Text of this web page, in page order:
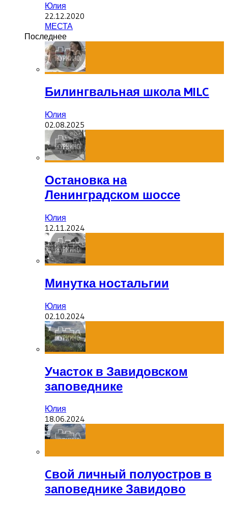
Юлия
22.12.2020
МЕСТА
Последнее
Билингвальная школа MILC
Юлия
02.08.2025
Остановка на
Ленинградском шоссе
Юлия
12.11.2024
Минутка ностальгии
Юлия
02.10.2024
Участок в Завидовском
заповеднике
Юлия
18.06.2024
Cвой личный полуостров в
заповеднике Завидово